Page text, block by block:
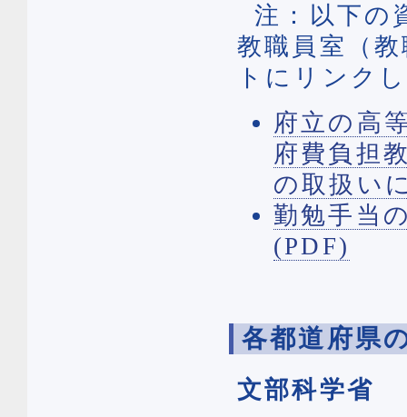
注：以下
教職員室（
トにリンク
府立の高
府費負担
の取扱い
勤勉手当
(PDF)
各都道府県
文部科学省